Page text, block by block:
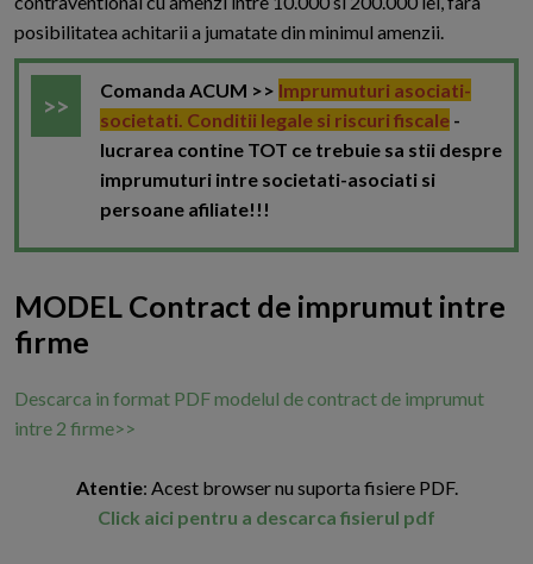
posibilitatea achitarii a jumatate din minimul amenzii.
Comanda ACUM >> Imprumuturi asociati-
societati. Conditii legale si riscuri fiscale -
lucrarea contine TOT ce trebuie sa stii despre
imprumuturi intre societati-asociati si
persoane afiliate!!!
MODEL Contract de imprumut intre
firme
Descarca in format PDF modelul de contract de imprumut
intre 2 firme>>
Atentie: Acest browser nu suporta fisiere PDF.
Click aici pentru a descarca fisierul pdf